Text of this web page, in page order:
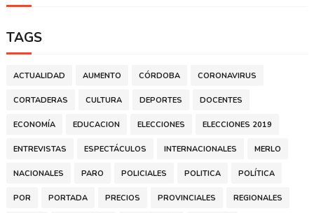
TAGS
ACTUALIDAD AUMENTO CÓRDOBA CORONAVIRUS
CORTADERAS CULTURA DEPORTES DOCENTES
ECONOMÍA EDUCACION ELECCIONES ELECCIONES 2019
ENTREVISTAS ESPECTÁCULOS INTERNACIONALES MERLO
NACIONALES PARO POLICIALES POLITICA POLÍTICA
POR PORTADA PRECIOS PROVINCIALES REGIONALES